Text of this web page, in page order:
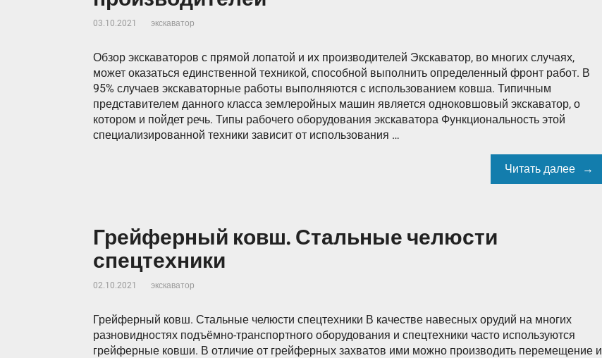
03.10.2021 экскаватор
Обзор экскаваторов с прямой лопатой и их производителей Экскаватор, во многих случаях,
может оказаться единственной техникой, способной выполнить определенный фронт работ. В
95% случаев экскаваторные работы выполняются с использованием ковша. Типичным
представителем данного класса землеройных машин является одноковшовый экскаватор, о
котором и пойдет речь. Типы рабочего оборудования экскаватора Функциональность этой
специализированной техники зависит от использования …
Читать далее
Грейферный ковш. Стальные челюсти
спецтехники
02.10.2021 экскаватор
Грейферный ковш. Стальные челюсти спецтехники В качестве навесных орудий на многих
разновидностях подъёмно-транспортного оборудования и спецтехники часто используются
грейферные ковши. В отличие от грейферных захватов ими можно производить перемещение и